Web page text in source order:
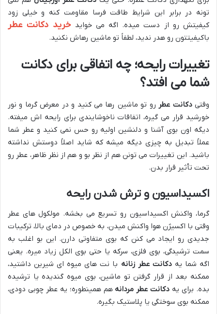
تونه در برابر این شرایط طاقت فرسا مقاومت کنه و خیلی زود
کیفیتش رو از دست میده. اگه می خوایدخرید دکانت عطر
باکیفیتتون رو هدر ندید، لطفاً تو ماشین رهاش نکنید.
تغییرات رایحه؛ چه اتفاقی برای دکانت
شما می افتد؟
وقتیدکانت عطر رو تو ماشین رها می کنید و در معرض گرما و نور
خورشید قرار می گیره، اتفاقات ناخوشایندی برای رایحه اش میفته.
دیگه اون بوی آشنا و دلنشین اولیه رو حس نمی کنید و عطر شما
عملاً تبدیل به چیزی دیگه میشه که شاید اصلاً دوستش نداشته
باشید. این تغییرات می تونن هم از نظر بو و هم از نظر ظاهر، عطر رو
تحت تأثیر قرار بدن.
اکسیداسیون و ترش شدن رایحه
گرما، واکنش اکسیداسیون رو تسریع می بخشه. مولکول های عطر
وقتی با اکسیژن هوا واکنش میدن، به خصوص در دمای بالا، ترکیبات
جدیدی رو ایجاد می کنن که بوی متفاوتی دارن. این بو اغلب به
سمت ترشیدگی، بوی فلزی، سرکه یا حتی بوی الکل زیاد میره. یعنی
اگه شما یهدکانت عطر زنانه با نت های میوه ای شیرین داشتید،
ممکنه بعد از قرار گرفتن تو ماشین، بوی میوه گندیده یا ترشیده
بده. برای یه دکانت عطر مردانه هم همینطوره؛ یه عطر چوبی دودی،
ممکنه بوی سوختگی یا پلاستیک بگیره.